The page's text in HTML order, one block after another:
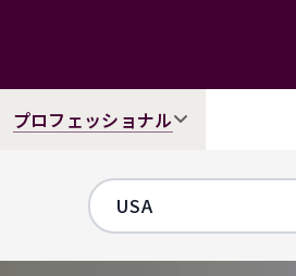
プロフェッショナル